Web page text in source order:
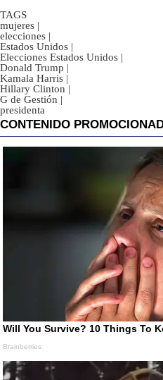
TAGS
mujeres |
elecciones |
Estados Unidos |
Elecciones Estados Unidos |
Donald Trump |
Kamala Harris |
Hillary Clinton |
G de Gestión |
presidenta